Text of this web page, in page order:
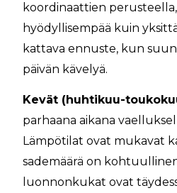
koordinaattien
hyödyllisempää kuin
kattava ennuste, kun
päivän kävelyä.
Kevät (huhtikuu-
parhaana aikana
Lämpötilat ovat mukavat
sademäärä on
luonnonkukat ovat